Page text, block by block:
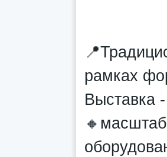
рамках
Выставка